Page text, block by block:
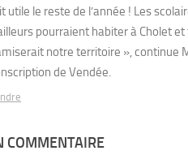
utile le reste de l’année ! Les
pourraient habiter à Cholet
notre territoire », continue
de Vendée.
COMMENTAIRE